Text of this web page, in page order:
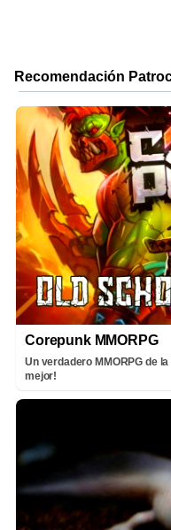
Corepunk MMORPG
Un verdadero MMORPG de
mejor!